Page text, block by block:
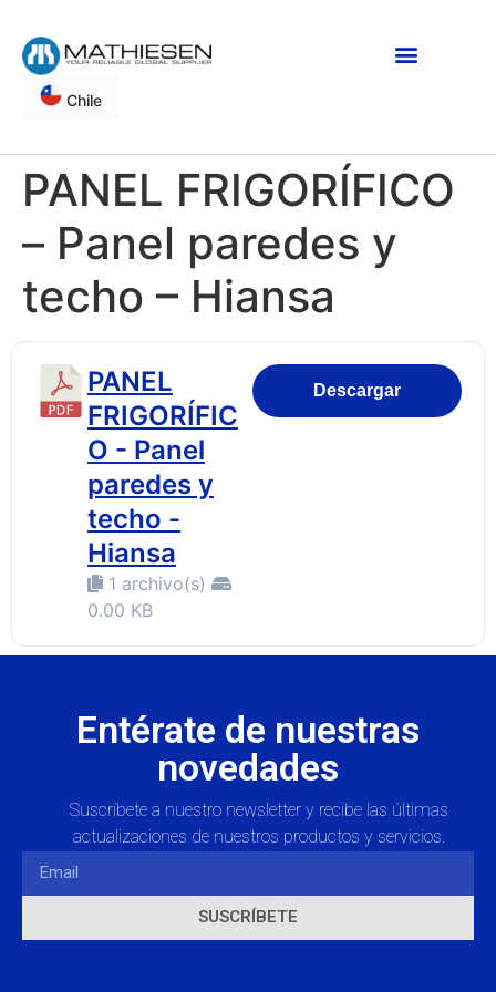
Chile
PANEL FRIGORÍFICO
– Panel paredes y
techo – Hiansa
PANEL
FRIGORÍFIC
O - Panel
paredes y
techo -
Hiansa
1 archivo(s)
0.00 KB
Descargar
Entérate de nuestras
novedades
Suscríbete a nuestro newsletter y recibe las últimas
actualizaciones de nuestros productos y servicios.
SUSCRÍBETE